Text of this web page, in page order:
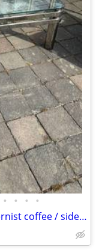
• • • •
(2) 1980's DIA Chrome & Glass Modernist coffee / side table B49